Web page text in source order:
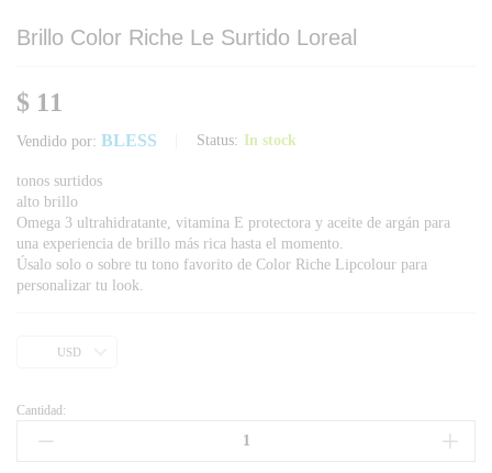
Brillo Color Riche Le Surtido Loreal
$ 11
Vendido por: BLESS Status: In stock
tonos surtidos
alto brillo
Omega 3 ultrahidratante, vitamina E protectora y aceite de argán para
una experiencia de brillo más rica hasta el momento.
Úsalo solo o sobre tu tono favorito de Color Riche Lipcolour para
personalizar tu look.
USD
Cantidad: